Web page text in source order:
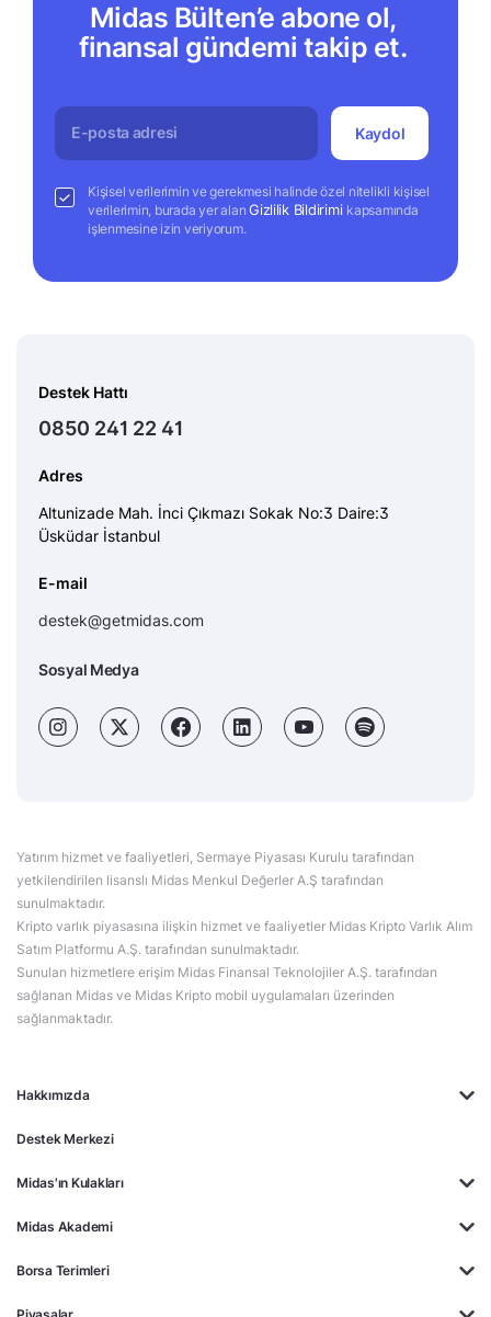
Midas Bülten’e abone ol,
finansal gündemi takip et.
Kaydol
Kişisel verilerimin ve gerekmesi halinde özel nitelikli kişisel
verilerimin, burada yer alanGizlilik Bildirimi kapsamında
işlenmesine izin veriyorum.
Hakkımızda
Destek Merkezi
Midas'ın Kulakları
Midas Akademi
Borsa Terimleri
Destek Hattı
0850 241 22 41
Adres
Altunizade Mah. İnci Çıkmazı Sokak No:3 Daire:3
Üsküdar İstanbul
E-mail
destek@getmidas.com
Sosyal Medya
Yatırım hizmet ve faaliyetleri, Sermaye Piyasası Kurulu tarafından
yetkilendirilen lisanslı Midas Menkul Değerler A.Ş tarafından
sunulmaktadır.
Kripto varlık piyasasına ilişkin hizmet ve faaliyetler Midas Kripto Varlık Alım
Satım Platformu A.Ş. tarafından sunulmaktadır.
Sunulan hizmetlere erişim Midas Finansal Teknolojiler A.Ş. tarafından
sağlanan Midas ve Midas Kripto mobil uygulamaları üzerinden
sağlanmaktadır.